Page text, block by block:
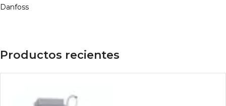
Danfoss
Productos recientes